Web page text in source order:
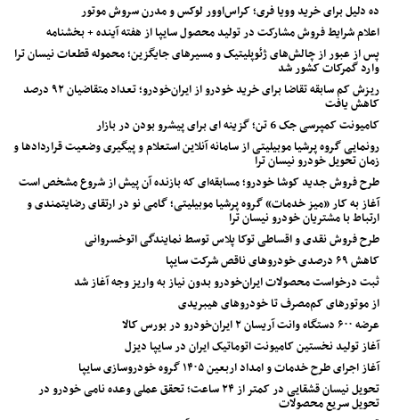
ده دلیل برای خرید وویا فری؛ کراس‌اوور لوکس و مدرن سروش موتور
اعلام شرایط فروش مشارکت در تولید محصول سایپا از هفته آینده + بخشنامه
پس از عبور از چالش‌های ژئوپلیتیک و مسیرهای جایگزین؛ محموله قطعات نیسان ترا
وارد گمرکات کشور شد
ریزش کم‌ سابقه تقاضا برای خرید خودرو از ایران‌خودرو؛ تعداد متقاضیان ۹۲ درصد
کاهش یافت
کامیونت کمپرسی جک 6 تن؛ گزینه ای برای پیشرو بودن در بازار
رونمایی گروه پرشیا موبیلیتی از سامانه آنلاین استعلام و پیگیری وضعیت قراردادها و
زمان تحویل خودرو نیسان ترا
طرح فروش جدید کوشا خودرو؛ مسابقه‌ای که بازنده آن پیش از شروع مشخص است
آغاز به کار «میز خدمات» گروه پرشیا موبیلیتی؛ گامی نو در ارتقای رضایتمندی و
ارتباط با مشتریان خودرو نیسان ترا
طرح فروش نقدی و اقساطی توکا پلاس توسط نمایندگی اتوخسروانی
کاهش ۶۹ درصدی خودروهای ناقص شرکت سایپا
ثبت درخواست محصولات ایران‌خودرو بدون نیاز به واریز وجه آغاز شد
از موتورهای کم‌مصرف تا خودروهای هیبریدی
عرضه ۶۰۰ دستگاه وانت آریسان ۲ ایران‌خودرو در بورس کالا
آغاز تولید نخستین کامیونت اتوماتیک ایران در سایپا دیزل
آغاز اجرای طرح خدمات و امداد اربعین ۱۴۰۵ گروه خودروسازی سایپا
تحویل نیسان قشقایی در کمتر از ۲۴ ساعت؛ تحقق عملی وعده نامی خودرو در
تحویل سریع محصولات